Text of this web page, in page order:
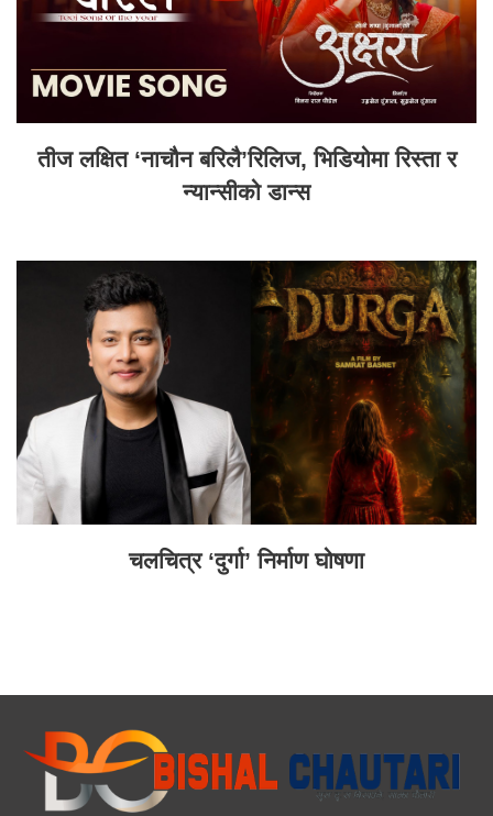
तीज लक्षित ‘नाचौन बरिलै’रिलिज, भिडियोमा रिस्ता र
न्यान्सीको डान्स
चलचित्र ‘दुर्गा’ निर्माण घोषणा